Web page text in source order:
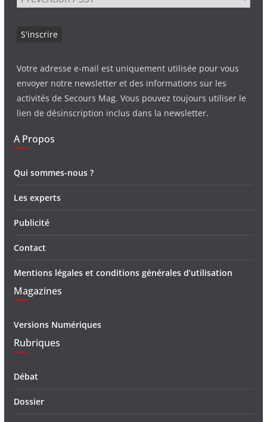
Votre adresse e-mail est uniquement utilisée pour vous
envoyer notre newsletter et des informations sur les
activités de Secours Mag. Vous pouvez toujours utiliser le
lien de désinscription inclus dans la newsletter.
A Propos
Qui sommes-nous ?
Les experts
Publicité
Contact
Mentions légales et conditions générales d’utilisation
Magazines
Versions Numériques
Rubriques
Débat
Dossier